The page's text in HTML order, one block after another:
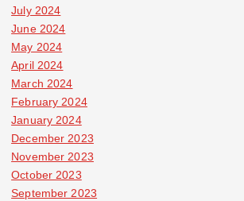
July 2024
June 2024
May 2024
April 2024
March 2024
February 2024
January 2024
December 2023
November 2023
October 2023
September 2023